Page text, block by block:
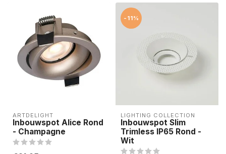
ARTDELIGHT
Inbouwspot Alice Rond
- Champagne
-11%
LIGHTING COLLECTION
Inbouwspot Slim
Trimless IP65 Rond -
Wit